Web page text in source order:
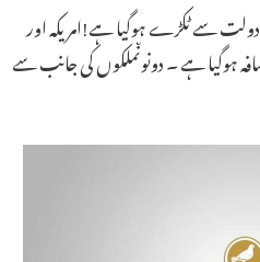
سے ٹکڑے ہوگیا ہے!امریکہ اور
ہوگیا ہے ۔ دونوںملکوں کی جانب سے